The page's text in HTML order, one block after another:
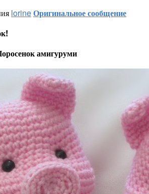
lorineОригинальное сообщение
амигуруми